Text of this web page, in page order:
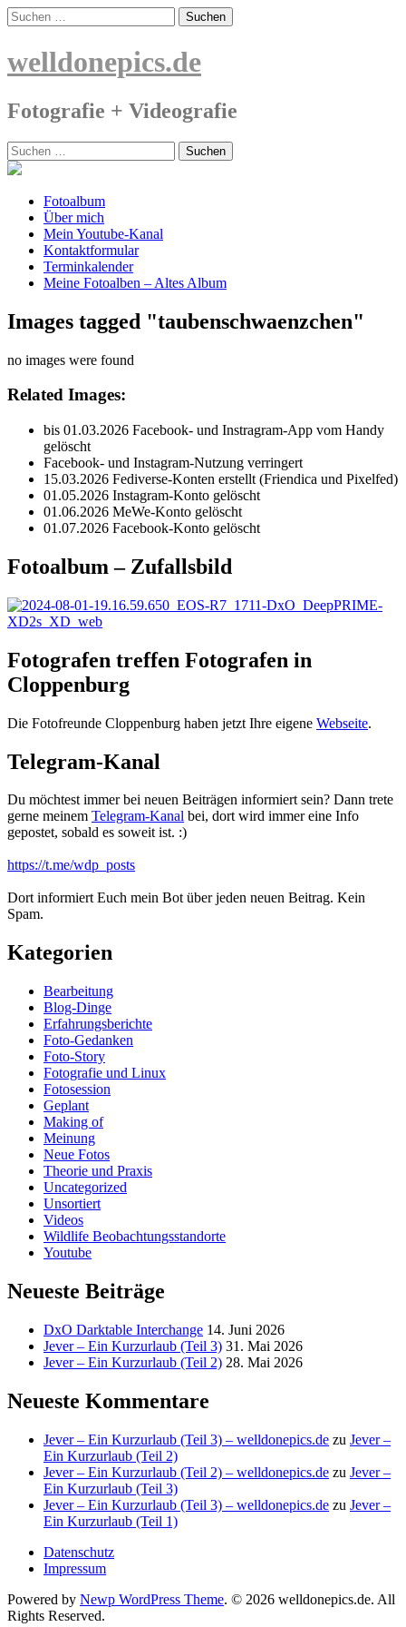
Skip
to
Suchen
nach:
welldonepics.de
Fotografie + Videografie
Suchen
nach:
Fotoalbum
Über mich
Mein Youtube-Kanal
Kontaktformular
Terminkalender
Meine Fotoalben – Altes Album
Images tagged "taubenschwaenzchen"
no images were found
Related Images:
bis 01.03.2026 Facebook- und Instragram-App vom Handy
gelöscht
Facebook- und Instagram-Nutzung verringert
15.03.2026 Fediverse-Konten erstellt (Friendica und Pixelfed)
01.05.2026 Instagram-Konto gelöscht
01.06.2026 MeWe-Konto gelöscht
01.07.2026 Facebook-Konto gelöscht
Fotoalbum – Zufallsbild
Fotografen treffen Fotografen in
Cloppenburg
Die Fotofreunde Cloppenburg haben jetzt Ihre eigene Webseite.
Telegram-Kanal
Du möchtest immer bei neuen Beiträgen informiert sein? Dann trete
gerne meinem Telegram-Kanal bei, dort wird immer eine Info
gepostet, sobald es soweit ist. :)
https://t.me/wdp_posts
Dort informiert Euch mein Bot über jeden neuen Beitrag. Kein
Spam.
Kategorien
Bearbeitung
Blog-Dinge
Erfahrungsberichte
Foto-Gedanken
Foto-Story
Fotografie und Linux
Fotosession
Geplant
Making of
Meinung
Neue Fotos
Theorie und Praxis
Uncategorized
Unsortiert
Videos
Wildlife Beobachtungsstandorte
Youtube
Neueste Beiträge
DxO Darktable Interchange 14. Juni 2026
Jever – Ein Kurzurlaub (Teil 3) 31. Mai 2026
Jever – Ein Kurzurlaub (Teil 2) 28. Mai 2026
Neueste Kommentare
Jever – Ein Kurzurlaub (Teil 3) – welldonepics.de zu Jever –
Ein Kurzurlaub (Teil 2)
Jever – Ein Kurzurlaub (Teil 2) – welldonepics.de zu Jever –
Ein Kurzurlaub (Teil 3)
Jever – Ein Kurzurlaub (Teil 3) – welldonepics.de zu Jever –
Ein Kurzurlaub (Teil 1)
Datenschutz
Impressum
Powered by Newp WordPress Theme. © 2026 welldonepics.de. All
Rights Reserved.